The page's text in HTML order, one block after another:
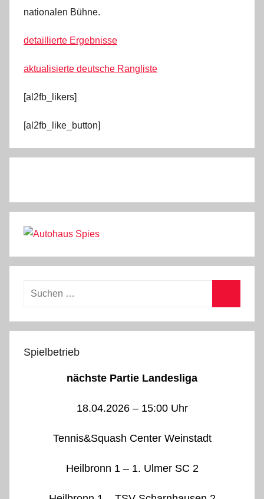
nationalen Bühne.
detaillierte Ergebnisse
aktualisierte deutsche Rangliste
[al2fb_likers]
[al2fb_like_button]
Suchen
Spielbetrieb
nächste Partie Landesliga
18.04.2026 – 15:00 Uhr
Tennis&Squash Center Weinstadt
Heilbronn 1 – 1. Ulmer SC 2